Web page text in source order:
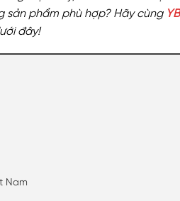
sản phẩm phù hợp? Hãy cùng
đây!
Nam